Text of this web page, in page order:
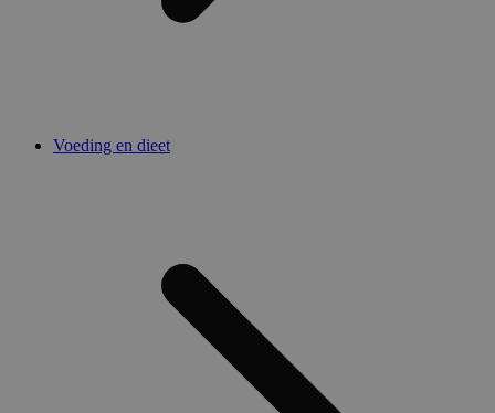
Voeding en dieet